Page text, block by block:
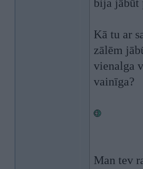
bija jābūt
Kā tu ar
zālēm
vienalga
vainīga?
Man tev